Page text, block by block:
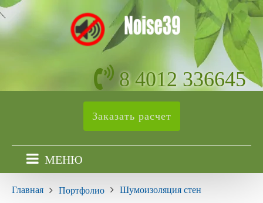
8 4012 336645
Заказать расчет
МЕНЮ
Главная Портфолио Шумоизоляция стен